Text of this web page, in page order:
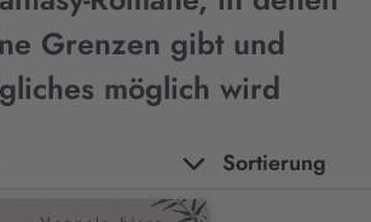
Grenzen gibt und
möglich wird
Sortierung